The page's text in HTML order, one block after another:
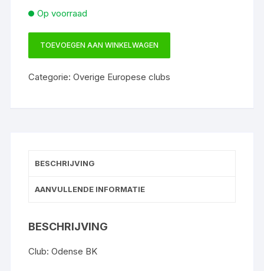
Op voorraad
2016-
TOEVOEGEN AAN WINKELWAGEN
Categorie:Overige Europese clubs
BESCHRIJVING
AANVULLENDE INFORMATIE
BESCHRIJVING
Club: Odense BK